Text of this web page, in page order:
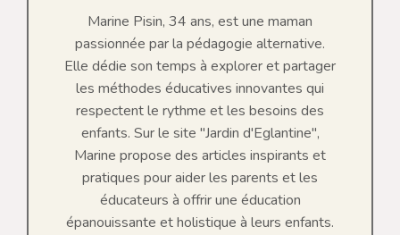
Marine Pisin, 34 ans, est une maman
passionnée par la pédagogie alternative.
Elle dédie son temps à explorer et partager
les méthodes éducatives innovantes qui
respectent le rythme et les besoins des
enfants. Sur le site "Jardin d'Eglantine",
Marine propose des articles inspirants et
pratiques pour aider les parents et les
éducateurs à offrir une éducation
épanouissante et holistique à leurs enfants.